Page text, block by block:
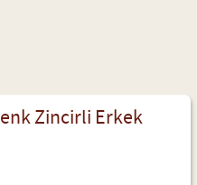
Zincirli Erkek